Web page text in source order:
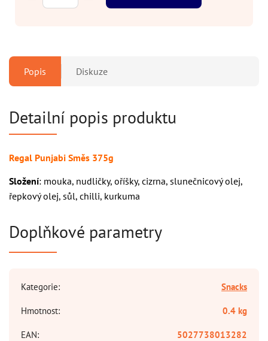
Popis Diskuze
Detailní popis produktu
Regal Punjabi Směs 375g
Složení: mouka, nudličky, oříšky, cizrna, slunečnicový olej,
řepkový olej, sůl, chilli, kurkuma
Doplňkové parametry
Kategorie:
Snacks
Hmotnost:
0.4 kg
EAN:
5027738013282